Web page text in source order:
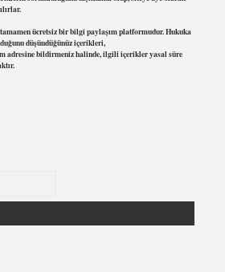
ücretsiz bir bilgi paylaşım platformudur. Hukuka
düşündüğünüz içerikleri,
adresine bildirmeniz halinde, ilgili içerikler yasal süre